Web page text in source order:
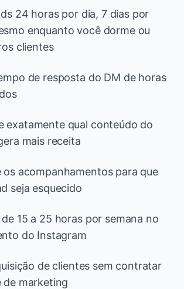
24 horas por dia, 7 dias por
enquanto você dorme ou
clientes
de resposta do DM de horas
exatamente qual conteúdo do
mais receita
os acompanhamentos para que
seja esquecido
15 a 25 horas por semana no
do Instagram
de clientes sem contratar
de marketing